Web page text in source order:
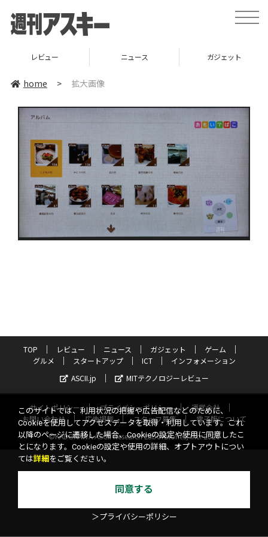
toggle
レビュー ニュース ガジェット
home > 拡大画像
TOP レビュー ニュース ガジェット
ゲーム
グルメ
スタートアップ ICT
インフォメーション
ASCII.jp
MITテクノロジーレビュー
サイトポリシー プライバシーポリシー
運営会社
お問い合わせ
広告掲載 スタッフ募集
電子版について
©KADOKAWA ASCII Research Laboratories, Inc. 2026
このサイトでは、利用状況の把握や広告配信などのために、
Cookieを使用してアクセスデータを取得・利用しています。これ
以降のページに遷移した場合、Cookieの設定や使用に同意したこ
とになります。Cookieの設定や使用の詳細、オプトアウトについ
ては詳細 をご覧ください。
同意する
＞プライバシーポリシー